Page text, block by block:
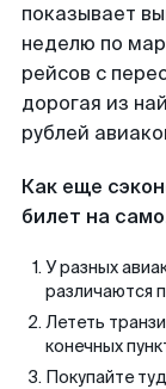
показывает
неделю по
рейсов с
дорогая из
рублей
Как еще
билет на
У разных
различаются
Лететь
конечных
Покупайте